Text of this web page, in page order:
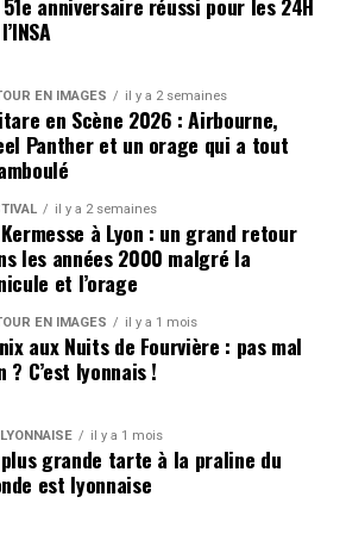
5 et surtout plus de 38 000 avis,
très largement à la première place
qui témoigne autant de sa
régularité sur la durée. Peu de
à maintenir une telle note avec
aussi important.
est beaucoup plus serrée.
le podium grâce à une
5 et plus de 1 200 avis chacun.
des Augustins et
également parmi les
classés.
par Monsieur P, L’Alexandrin, Le
Mère Brazier, deux institutions bien
EN IMAGES il y a 2 semaines
en Scène 2026 : Airbourne,
Panther et un orage qui a tout
il y a 2 semaines
à Lyon : un grand retour
les années 2000 malgré la
et l’orage
EN IMAGES il y a 1 mois
aux Nuits de Fourvière : pas mal
? C’est lyonnais !
il y a 1 mois
grande tarte à la praline du
est lyonnaise